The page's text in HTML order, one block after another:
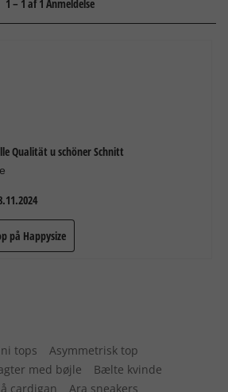
tops
Asymmetrisk top
med bøjle
Bælte kvinde
cardigan
Ara sneakers